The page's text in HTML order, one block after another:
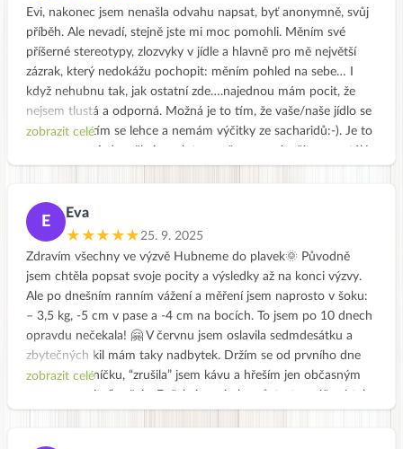
Evi, nakonec jsem nenašla odvahu napsat, byť anonymně, svůj
příběh. Ale nevadí, stejně jste mi moc pomohli. Měním své
příšerné stereotypy, zlozvyky v jídle a hlavně pro mě největší
zázrak, který nedokážu pochopit: měním pohled na sebe… I
když nehubnu tak, jak ostatní zde….najednou mám pocit, že
nejsem tlustá a odporná. Možná je to tím, že vaše/naše jídlo se
lépe tráví, cítím se lehce a nemám výčitky ze sacharidů:-). Je to
děláš. Je to úžasné! Zůstávám v klubu Jíme Jinak a těším se na
Jarní očistu :-))).
Přeji všem krásný zbytek roku a do nového roku zdraví,
pohodu, lásku a zkrátka vše, co si jen budete hezkého přát!💞
zobrazit celé
E
Eva
★★★★★25. 9. 2025
Zdravím všechny ve výzvě Hubneme do plavek🌞 Původně
jsem chtěla popsat svoje pocity a výsledky až na konci výzvy.
Ale po dnešním ranním vážení a měření jsem naprosto v šoku:
– 3,5 kg, -5 cm v pase a -4 cm na bocích. To jsem po 10 dnech
opravdu nečekala! 🤗 V červnu jsem oslavila sedmdesátku a
zbytečných kil mám taky nadbytek. Držím se od prvního dne
striktně jídelníčku, “zrušila” jsem kávu a hřeším jen občasným
zobrazit celé